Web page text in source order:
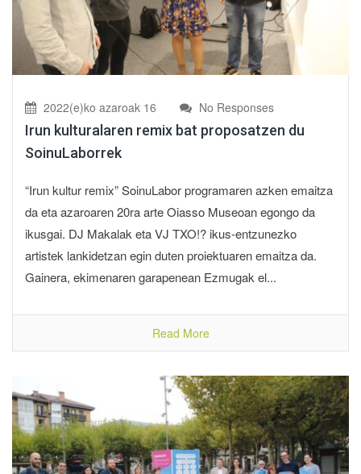
2022(e)ko azaroak 16 No Responses
Irun kulturalaren remix bat proposatzen du
SoinuLaborrek
“Irun kultur remix” SoinuLabor programaren azken emaitza
da eta azaroaren 20ra arte Oiasso Museoan egongo da
ikusgai. DJ Makalak eta VJ TXO!? ikus-entzunezko
artistek lankidetzan egin duten proiektuaren emaitza da.
Gainera, ekimenaren garapenean Ezmugak el...
Read More